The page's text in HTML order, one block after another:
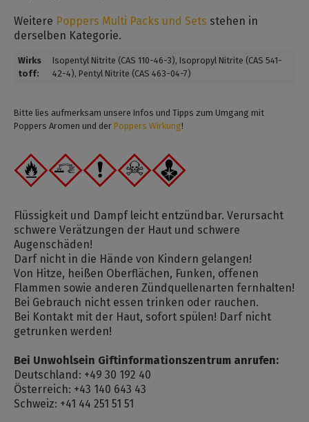
Weitere Poppers Multi Packs und Sets stehen in
derselben Kategorie.
Wirks
toff:
Isopentyl Nitrite (CAS 110-46-3), Isopropyl Nitrite (CAS 541-
42-4), Pentyl Nitrite (CAS 463-04-7)
Bitte lies aufmerksam unsere Infos und Tipps zum Umgang mit
Poppers Aromen und der Poppers Wirkung!
Flüssigkeit und Dampf leicht entzündbar. Verursacht
schwere Verätzungen der Haut und schwere
Augenschäden!
Darf nicht in die Hände von Kindern gelangen!
Von Hitze, heißen Oberflächen, Funken, offenen
Flammen sowie anderen Zündquellenarten fernhalten!
Bei Gebrauch nicht essen trinken oder rauchen.
Bei Kontakt mit der Haut, sofort spülen! Darf nicht
getrunken werden!
Bei Unwohlsein Giftinformationszentrum anrufen:
Deutschland: +49 30 192 40
Österreich: +43 140 643 43
Schweiz: +41 44 251 51 51